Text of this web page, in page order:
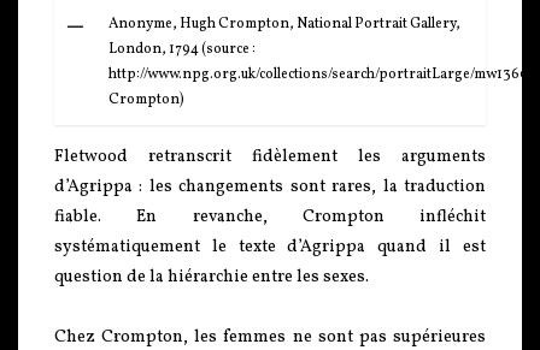
Anonyme, Hugh Crompton, National Portrait Gallery,
London, 1794 (source :
http://www.npg.org.uk/collections/search/portraitLarge/
Crompton)
Fletwood retranscrit fidèlement les arguments
d’Agrippa : les changements sont rares, la traduction
fiable. En revanche, Crompton infléchit
systématiquement le texte d’Agrippa quand il est
question de la hiérarchie entre les sexes.
Chez Crompton, les femmes ne sont pas supérieures